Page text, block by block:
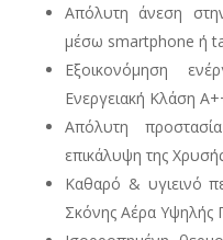
Απόλυτη άνεση
μέσω smartphone ή
Εξοικονόμηση
Ενεργειακή Κλάση
Απόλυτη
επικάλυψη της
Καθαρό & υγιεινό
Σκόνης Αέρα Υψηλής